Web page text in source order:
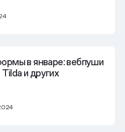
в январе: вебпуши
и других